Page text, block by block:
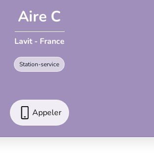
Aire C
Lavit - France
Station-service
Appeler